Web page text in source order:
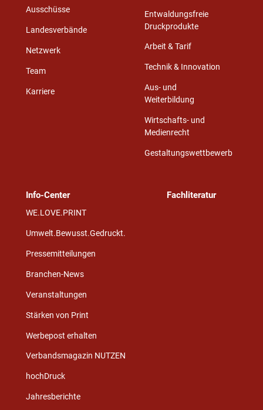
Ausschüsse
Landesverbände
Netzwerk
Team
Karriere
Entwaldungsfreie
Druckprodukte
Arbeit & Tarif
Technik & Innovation
Aus- und
Weiterbildung
Wirtschafts- und
Medienrecht
Gestaltungswettbewerb
Info-Center
WE.LOVE.PRINT
Umwelt.Bewusst.Gedruckt.
Pressemitteilungen
Branchen-News
Veranstaltungen
Stärken von Print
Werbepost erhalten
Verbandsmagazin NUTZEN
hochDruck
Jahresberichte
Fachliteratur